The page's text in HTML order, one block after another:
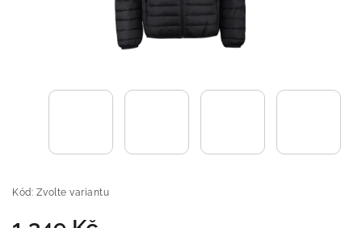
Kód: Zvolte variantu